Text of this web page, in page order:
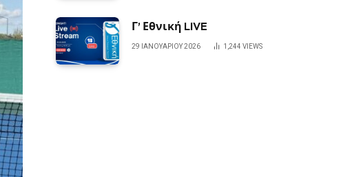
Γ’ Εθνική LIVE
29 ΙΑΝΟΥΑΡΊΟΥ 2026 1,244 VIEWS